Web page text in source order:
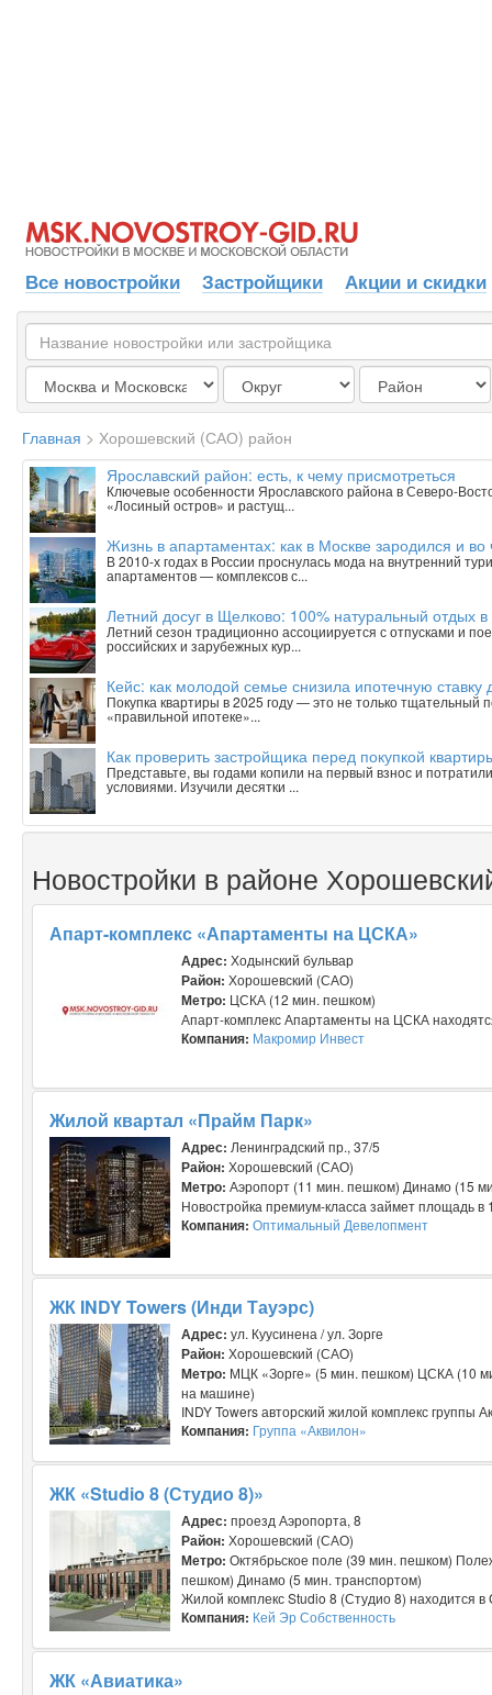
Все новостройки Застройщики Акции и скидки
Главная > Хорошевский (САО) район
Ярославский район: есть, к чему присмотреться
Ключевые особенности Ярославского района в Северо-
«Лосиный остров» и растущ...
Жизнь в апартаментах: как в Москве зародился и
В 2010-х годах в России проснулась мода на внутренний
апартаментов — комплексов с...
Летний досуг в Щелково: 100% натуральный отдых в
Летний сезон традиционно ассоциируется с отпусками и
российских и зарубежных кур...
Кейс: как молодой семье снизила ипотечную
Покупка квартиры в 2025 году — это не только тщательный
«правильной ипотеке»...
Как проверить застройщика перед покупкой
Представьте, вы годами копили на первый взнос и
условиями. Изучили десятки ...
Новостройки в районе
Апарт-комплекс «Апартаменты на ЦСКА»
Адрес: Ходынский бульвар
Район: Хорошевский (САО)
Метро: ЦСКА (12 мин. пешком)
Апарт-комплекс Апартаменты на ЦСКА
Компания: Макромир Инвест
Жилой квартал «Прайм Парк»
Адрес: Ленинградский пр., 37/5
Район: Хорошевский (САО)
Метро: Аэропорт (11 мин. пешком) Динамо (15
Новостройка премиум-класса займет площадь в
Компания: Оптимальный Девелопмент
ЖК INDY Towers (Инди Тауэрс)
Адрес: ул. Куусинена / ул. Зорге
Район: Хорошевский (САО)
Метро: МЦК «Зорге» (5 мин. пешком) ЦСКА (10
на машине)
INDY Towers авторский жилой комплекс группы
Компания: Группа «Аквилон»
ЖК «Studio 8 (Студио 8)»
Адрес: проезд Аэропорта, 8
Район: Хорошевский (САО)
Метро: Октябрьское поле (39 мин. пешком)
пешком) Динамо (5 мин. транспортом)
Жилой комплекс Studio 8 (Студио 8) находится
Компания: Кей Эр Собственность
ЖК «Авиатика»